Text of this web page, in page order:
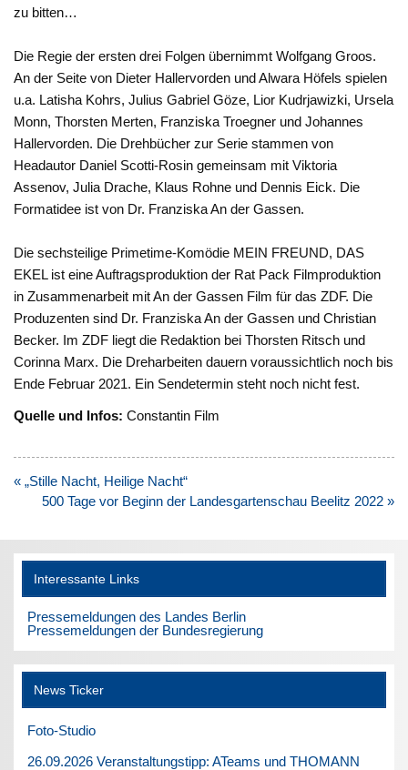
zu bitten…
Die Regie der ersten drei Folgen übernimmt Wolfgang Groos.
An der Seite von Dieter Hallervorden und Alwara Höfels spielen
u.a. Latisha Kohrs, Julius Gabriel Göze, Lior Kudrjawizki, Ursela
Monn, Thorsten Merten, Franziska Troegner und Johannes
Hallervorden. Die Drehbücher zur Serie stammen von
Headautor Daniel Scotti-Rosin gemeinsam mit Viktoria
Assenov, Julia Drache, Klaus Rohne und Dennis Eick. Die
Formatidee ist von Dr. Franziska An der Gassen.
Die sechsteilige Primetime-Komödie MEIN FREUND, DAS
EKEL ist eine Auftragsproduktion der Rat Pack Filmproduktion
in Zusammenarbeit mit An der Gassen Film für das ZDF. Die
Produzenten sind Dr. Franziska An der Gassen und Christian
Becker. Im ZDF liegt die Redaktion bei Thorsten Ritsch und
Corinna Marx. Die Dreharbeiten dauern voraussichtlich noch bis
Ende Februar 2021. Ein Sendetermin steht noch nicht fest.
Quelle und Infos:Constantin Film
Beitragsnavigation
« „Stille Nacht, Heilige Nacht“
500 Tage vor Beginn der Landesgartenschau Beelitz 2022 »
Interessante Links
Pressemeldungen des Landes Berlin
Pressemeldungen der Bundesregierung
News Ticker
Foto-Studio
26.09.2026 Veranstaltungstipp: ATeams und THOMANN